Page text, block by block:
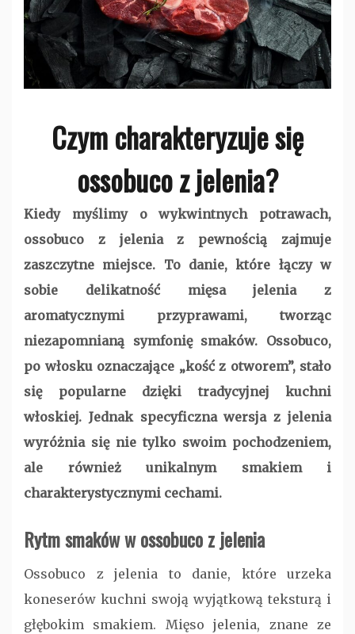
Czym charakteryzuje się
ossobuco z jelenia?
Kiedy myślimy o wykwintnych potrawach,
ossobuco z jelenia z pewnością zajmuje
zaszczytne miejsce. To danie, które łączy w
sobie delikatność mięsa jelenia z
aromatycznymi przyprawami, tworząc
niezapomnianą symfonię smaków. Ossobuco,
po włosku oznaczające „kość z otworem”, stało
się popularne dzięki tradycyjnej kuchni
włoskiej. Jednak specyficzna wersja z jelenia
wyróżnia się nie tylko swoim pochodzeniem,
ale również unikalnym smakiem i
charakterystycznymi cechami.
Rytm smaków w ossobuco z jelenia
Ossobuco z jelenia to danie, które urzeka
koneserów kuchni swoją wyjątkową teksturą i
głębokim smakiem. Mięso jelenia, znane ze